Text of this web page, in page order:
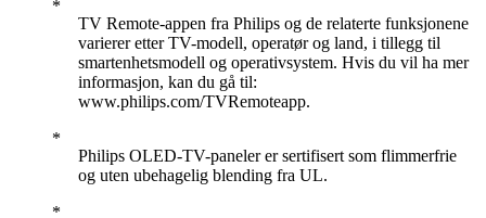
TV Remote-appen fra Philips og de relaterte funksjonene
varierer etter TV-modell, operatør og land, i tillegg til
smartenhetsmodell og operativsystem. Hvis du vil ha mer
informasjon, kan du gå til:
www.philips.com/TVRemoteapp.
Philips OLED-TV-paneler er sertifisert som flimmerfrie
og uten ubehagelig blending fra UL.